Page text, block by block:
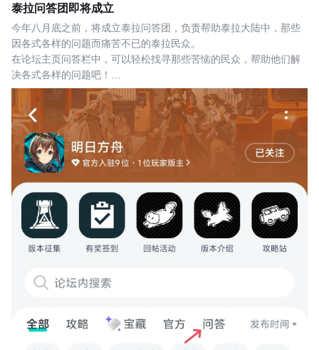
泰拉问答团即将成立
今年八月底之前，将成立泰拉问答团，负责帮助泰拉大陆中，那些
因各式各样的问题而痛苦不已的泰拉民众。
在论坛主页问答栏中，可以轻松找寻那些苦恼的民众，帮助他们解
决各式各样的问题吧！
加入泰拉问答团，每月将会获得由罗德岛出资的来自另一个世界的
现金激励奖！
帮助到的民众越多，即可瓜分到更多金额！
干员须知：
1. 用小刻都能听懂的方式来回答对方，防止问题不能第一时间解
决！
2. 要有较高的活跃，如果长时间